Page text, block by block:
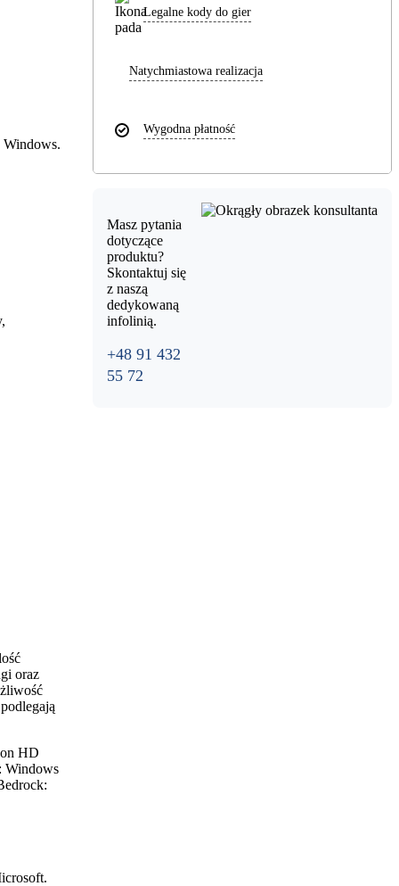
Windows.
oraz
HD
Windows
Legalne kody do gier
Natychmiastowa realizacja
Wygodna płatność
Masz pytania
dotyczące
produktu?
Skontaktuj się
z naszą
dedykowaną
infolinią.
+48 91 432
55 72